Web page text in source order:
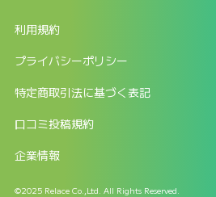
返金申請フォーム
利用規約
プライバシーポリシー
特定商取引法に基づく表記
口コミ投稿規約
企業情報
©2025 Relace Co.,Ltd. All Rights Reserved.